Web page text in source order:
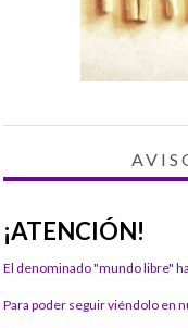
¡ATENCIÓN!
El denominado "mundo libre"
Para poder seguir viéndolo en